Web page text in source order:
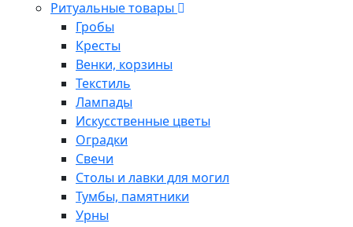
Ритуальные товары
Гробы
Кресты
Венки, корзины
Текстиль
Лампады
Искусственные цветы
Оградки
Свечи
Столы и лавки для могил
Тумбы, памятники
Урны